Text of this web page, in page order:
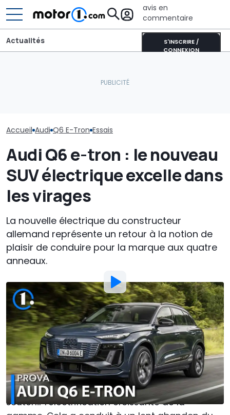
avis en
commentaire
S'INSCRIRE /
CONNEXION
Actualités
Accueil Audi Q6 E-Tron Essais
Audi Q6 e-tron : le nouveau
SUV électrique excelle dans
les virages
La nouvelle électrique du constructeur
allemand représente un retour à la notion de
plaisir de conduire pour la marque aux quatre
anneaux.
Par: Pietro Cardone
Traduit par:Colyne Papin
3 Jul 2024à17:50
Ajouter Motor1.com en tant que
source préférée sur Google
Ces dernières années, Audi s'est concentré sur
le développement de solutions durables pour
soutenir l'électrification croissante de la